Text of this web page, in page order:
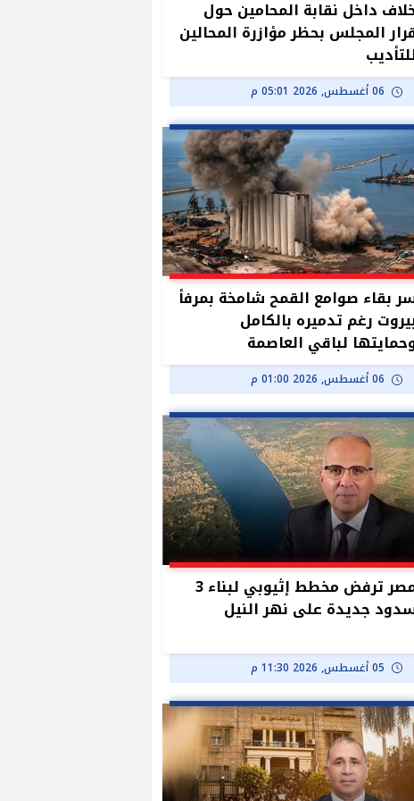
داخل نقابة المحامين حول
المجلس بحظر مؤازرة المحالين
06 أغسطس, 2026 05:01 م
بقاء صوامع القمح شامخة بمرفأ
رغم تدميره بالكامل
لباقي العاصمة
06 أغسطس, 2026 01:00 م
مصر ترفض مخطط إثيوبي لبناء 3
جديدة على نهر النيل
05 أغسطس, 2026 11:30 م